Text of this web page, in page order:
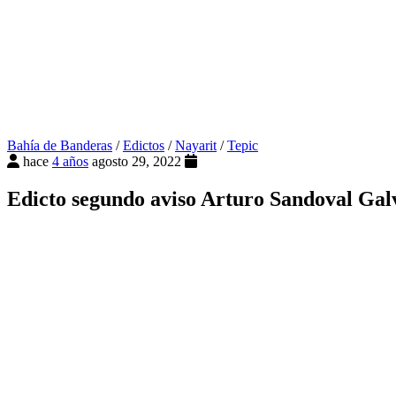
Bahía de Banderas /Edictos /Nayarit/Tepic
hace 4 años agosto 29, 2022
Edicto segundo aviso Arturo Sandoval